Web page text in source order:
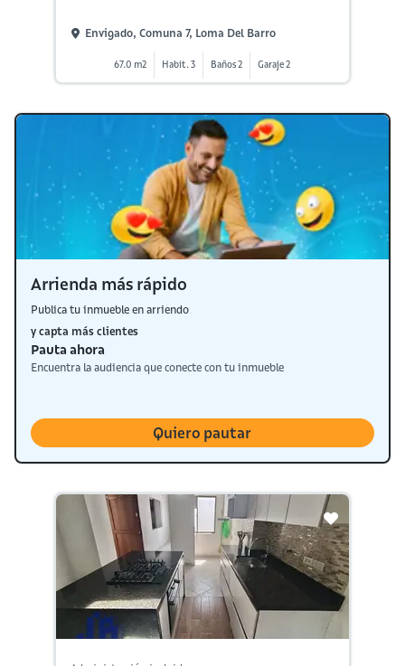
Envigado, Comuna 7, Loma Del Barro
67.0 m2 Habit. 3 Baños 2 Garaje 2
Arrienda más rápido
Publica tu inmueble en arriendo
y capta más clientes
Pauta ahora
Encuentra la audiencia que conecte con tu inmueble
Quiero pautar